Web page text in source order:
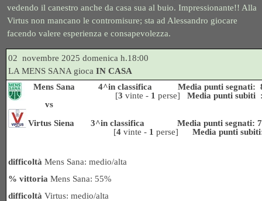
vedendo il canestro anche da casa sua al buio. Impressionante!! Alla
Virtus non mancano le contromisure; sta ad Alessandro giocare
facendo valere esperienza e consapevolezza.
02 novembre 2025 domenica h.18:00
LA MENS SANA gioca IN CASA
Mens Sana 4^in classifica Media punti segnati:
[3 vinte - 1 perse]
Media punti
vs
Virtus Siena 3^in classifica Media punti segnati:
[4 vinte - 1 perse] Media punti
difficoltà Mens Sana: medio/alta
% vittoria Mens Sana: 55%
difficoltà Virtus: medio/alta